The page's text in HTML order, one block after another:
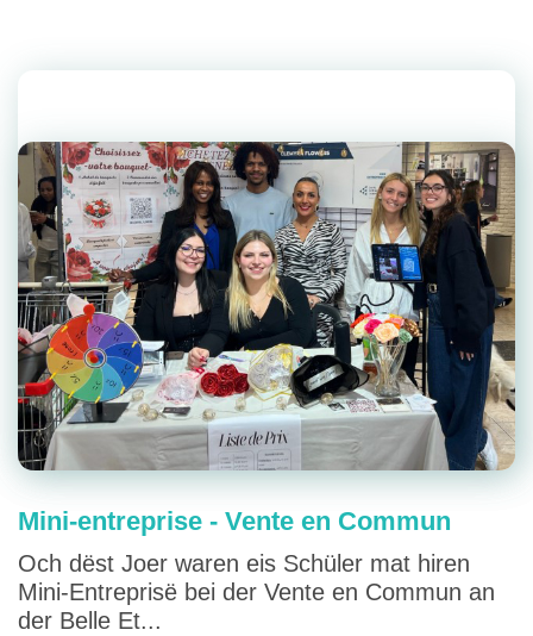
Mini-entreprise - Vente en Commun
Och dëst Joer waren eis Schüler mat hiren
Mini-Entreprisë bei der Vente en Commun an
der Belle Et...